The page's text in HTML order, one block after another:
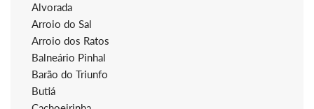
Alvorada
Arroio do Sal
Arroio dos Ratos
Balneário Pinhal
Barão do Triunfo
Butiá